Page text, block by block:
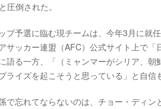
圧倒された。
プ予選に臨む現チームは、今年3月に就
サッカー連盟（AFC）公式サイト上で
語る一方、「（ミャンマーがシリア、
ライズを起こそうと思っている」と自信
で忘れてならないのは、チョー・ディ